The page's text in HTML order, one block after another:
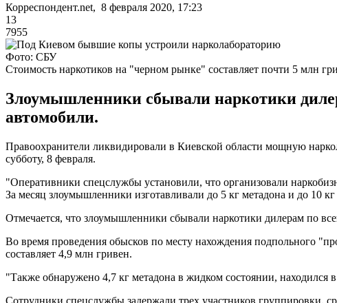
Корреспондент.net, 8 февраля 2020, 17:23
13
7955
Фото: СБУ
Стоимость наркотиков на "черном рынке" составляет почти 5 млн
Злоумышленники сбывали наркотики
автомобили.
Правоохранители ликвидировали в Киевской области мощную
субботу, 8 февраля.
"Оперативники спецслужбы установили, что организовали
За месяц злоумышленники изготавливали до 5 кг метадона и до 10
Отмечается, что злоумышленники сбывали наркотики дилерам по
Во время проведения обысков по месту нахождения подпольного
составляет 4,9 млн гривен.
"Также обнаружено 4,7 кг метадона в жидком состоянии, находился
Сотрудники спецслужбы задержали трех участников группировки,